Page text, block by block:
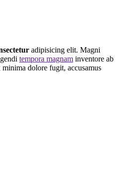
adipisicing elit. Magni
tempora magnam inventore ab
dolore fugit, accusamus